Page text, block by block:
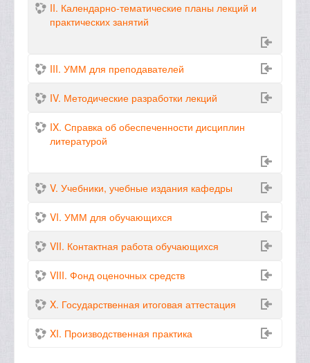
II. Календарно-тематические планы лекций и
практических занятий
III. УММ для преподавателей
IV. Методические разработки лекций
IX. Справка об обеспеченности дисциплин
литературой
V. Учебники, учебные издания кафедры
VI. УММ для обучающихся
VII. Контактная работа обучающихся
VIII. Фонд оценочных средств
X. Государственная итоговая аттестация
XI. Производственная практика